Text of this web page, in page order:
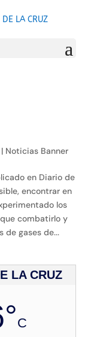
| Noticias Banner
en Diario de
encontrar en
los
combatirlo y
de gases de...
LA CRUZ
C